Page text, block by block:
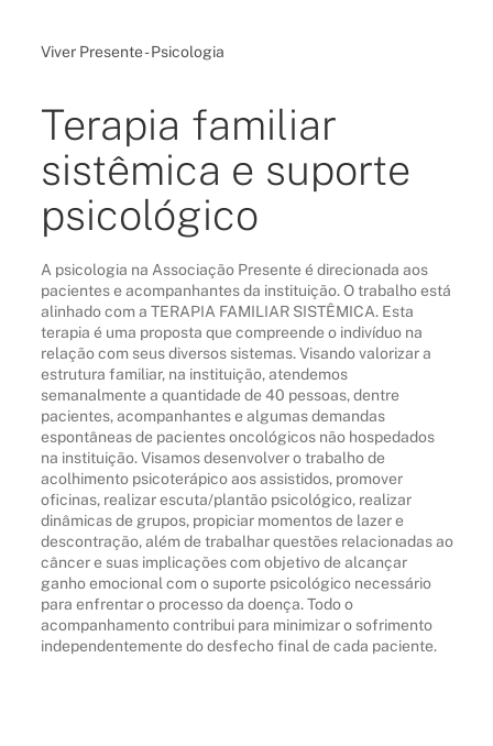
Viver Presente - Psicologia
Terapia familiar
sistêmica e suporte
psicológico
A psicologia na Associação Presente é direcionada aos
pacientes e acompanhantes da instituição. O trabalho está
alinhado com a TERAPIA FAMILIAR SISTÊMICA. Esta
terapia é uma proposta que compreende o indivíduo na
relação com seus diversos sistemas. Visando valorizar a
estrutura familiar, na instituição, atendemos
semanalmente a quantidade de 40 pessoas, dentre
pacientes, acompanhantes e algumas demandas
espontâneas de pacientes oncológicos não hospedados
na instituição. Visamos desenvolver o trabalho de
acolhimento psicoterápico aos assistidos, promover
oficinas, realizar escuta/plantão psicológico, realizar
dinâmicas de grupos, propiciar momentos de lazer e
descontração, além de trabalhar questões relacionadas ao
câncer e suas implicações com objetivo de alcançar
ganho emocional com o suporte psicológico necessário
para enfrentar o processo da doença. Todo o
acompanhamento contribui para minimizar o sofrimento
independentemente do desfecho final de cada paciente.